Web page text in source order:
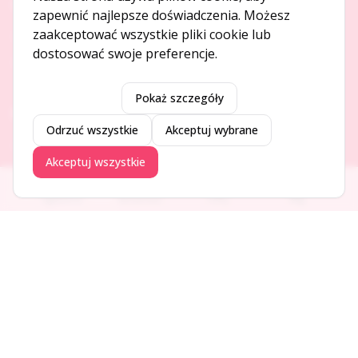
O NAS
O serwisie
Kontakt
DODAJ I PROMUJ
Dodaj ogłoszenie
Dodaj firmę
Promuj ogłoszenie
Ogłoszenia Aktualności Firmy Blog
zapewnić najlepsze doświadczenia. Możesz
zaakceptować wszystkie pliki cookie lub
dostosować swoje preferencje.
Pokaż szczegóły
Odrzuć wszystkie Akceptuj wybrane
Akceptuj wszystkie